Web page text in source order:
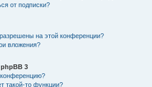
от подписки?
на этой конференции?
вложения?
3
конференцию?
такой-то функции?